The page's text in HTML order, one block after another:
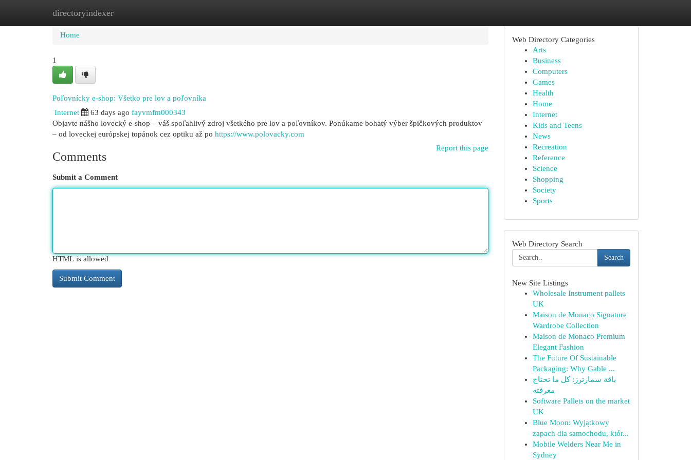
directoryindexer
Home New Site Listings
Home
1
Poľovnícky e-shop: Všetko pre lov a poľovníka
Internet 63 days ago fayvmfm000343
Objavte nášho lovecký e-shop – váš spoľahlivý zdroj všetkého pre lov a poľovníkov. Ponúkame bohatý výber špičkových produktov
– od loveckej európskej topánok cez optiku až po https://www.polovacky.com
Report this page
Comments
Submit a Comment
HTML is allowed
Web Directory Categories
Arts
Business
Computers
Games
Health
Home
Internet
Kids and Teens
News
Recreation
Reference
Science
Shopping
Society
Sports
Web Directory Search
Search
New Site Listings
Wholesale Instrument pallets
UK
Maison de Monaco Signature
Wardrobe Collection
Maison de Monaco Premium
Elegant Fashion
The Future Of Sustainable
Packaging: Why Gable ...
باقة سمارترز: كل ما تحتاج
معرفته
Software Pallets on the market
UK
Blue Moon: Wyjątkowy
zapach dla samochodu, któr...
Mobile Welders Near Me in
Sydney